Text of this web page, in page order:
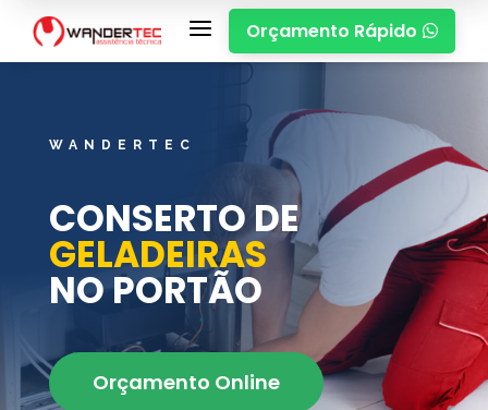
a Orçamento Rápido 
WANDERTEC
CONSERTO DE
GELADEIRAS
NO PORTÃO
Orçamento Online